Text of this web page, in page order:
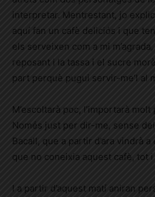
interpretar. Mentrestant, jo
aquí fan un cafè deliciós i que
els serveixen com a mi
reposant i la tassa i el sucre
part perquè pugui servir-me’l al
M’escoltarà poc, l’importarà
Només just per dir-me, sense
Bacall, que a partir d’ara vindrà
que no coneixia aquest cafè, tot
I a partir d’aquest matí aniran